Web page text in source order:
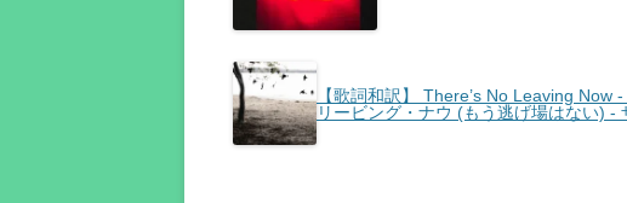
【歌詞和訳】 There’s No Leaving
リービング・ナウ (もう逃げ場はない) -